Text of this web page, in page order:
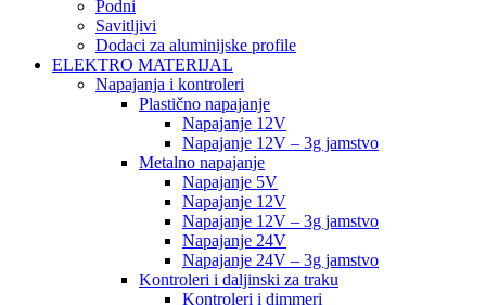
Podni
Savitljivi
Dodaci za aluminijske profile
ELEKTRO MATERIJAL
Napajanja i kontroleri
Plastično napajanje
Napajanje 12V
Napajanje 12V – 3g jamstvo
Metalno napajanje
Napajanje 5V
Napajanje 12V
Napajanje 12V – 3g jamstvo
Napajanje 24V
Napajanje 24V – 3g jamstvo
Kontroleri i daljinski za traku
Kontroleri i dimmeri